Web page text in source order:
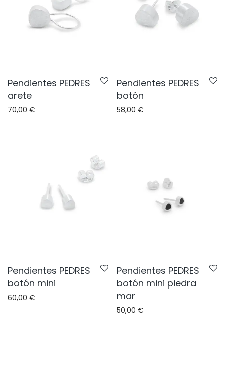
Pendientes PEDRES
arete
70,00 €
Pendientes PEDRES
botón
58,00 €
Pendientes PEDRES
botón mini
60,00 €
Pendientes PEDRES
botón mini piedra
mar
50,00 €